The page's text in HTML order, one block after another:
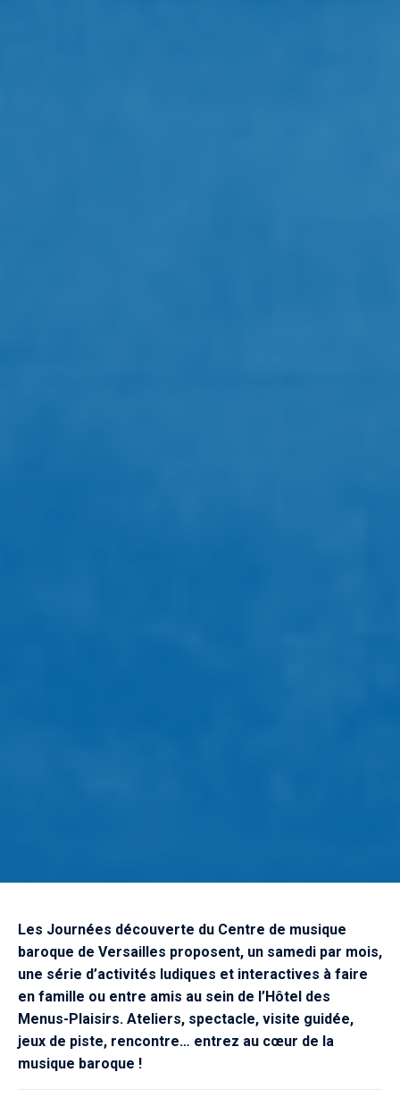
Les Journées découverte du Centre de musique
baroque de Versailles proposent, un samedi par mois,
une série d’activités ludiques et interactives à faire
en famille ou entre amis au sein de l’Hôtel des
Menus-Plaisirs. Ateliers, spectacle, visite guidée,
jeux de piste, rencontre… entrez au cœur de la
musique baroque !